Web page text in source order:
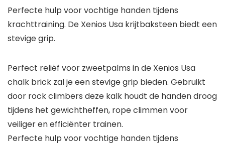
Perfecte hulp voor vochtige handen tijdens
krachttraining. De Xenios Usa krijtbaksteen biedt een
stevige grip.
Perfect reliëf voor zweetpalms in de Xenios Usa
chalk brick zal je een stevige grip bieden. Gebruikt
door rock climbers deze kalk houdt de handen droog
tijdens het gewichtheffen, rope climmen voor
veiliger en efficiënter trainen.
Perfecte hulp voor vochtige handen tijdens